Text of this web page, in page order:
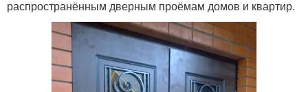
распространённым дверным проёмам домов и квартир.